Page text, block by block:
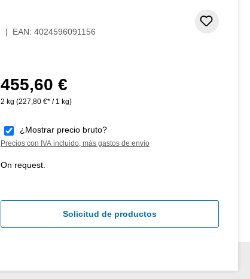
| EAN: 4024596091156
Precio normal:
455,60 €
2 kg (227,80 €* / 1 kg)
¿Mostrar precio bruto?
Precios con IVA incluido, más gastos de envío
On request.
Solicitud de productos